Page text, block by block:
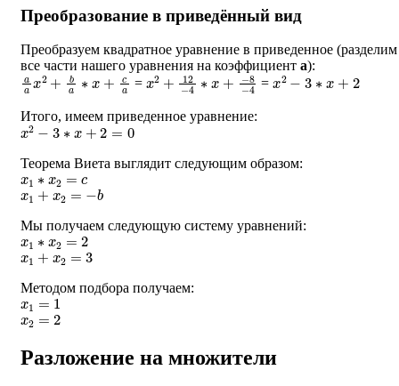
Преобразование в приведённый вид
Преобразуем квадратное уравнение в приведенное (разделим
все части нашего уравнения на коэффициент a):
aax2+ba∗x+ca = x2+12− 4∗x+
−8−4 =x2− 3∗ 2
Итого, имеем приведенное уравнение:
x2−3∗x+2=0
Теорема Виета выглядит следующим образом:
x1∗x2= c
x1 + x2 =− b
Мы получаем следующую систему уравнений:
x1∗x2= 2
x1 + x2 =3
Методом подбора получаем:
x1=1
x2 =2
Разложение на множители